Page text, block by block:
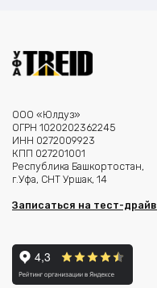
ООО «Юлдуз»
ОГРН 1020202362245
ИНН 0272009923
КПП 027201001
Республика Башкортостан,
г.Уфа, СНТ Уршак, 14
Записаться на тест-драйв